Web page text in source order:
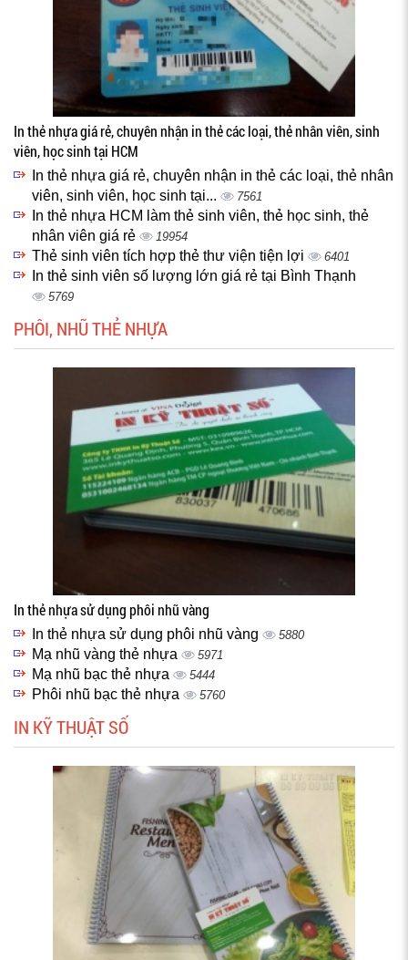
In thẻ nhựa giá rẻ, chuyên nhận in thẻ các loại, thẻ nhân viên, sinh
viên, học sinh tại HCM
In thẻ nhựa giá rẻ, chuyên nhận in thẻ các loại, thẻ nhân
viên, sinh viên, học sinh tại...
7561
In thẻ nhựa HCM làm thẻ sinh viên, thẻ học sinh, thẻ
nhân viên giá rẻ
19954
Thẻ sinh viên tích hợp thẻ thư viện tiện lợi 6401
In thẻ sinh viên số lượng lớn giá rẻ tại Bình Thạnh
5769
PHÔI, NHŨ THẺ NHỰA
In thẻ nhựa sử dụng phôi nhũ vàng
In thẻ nhựa sử dụng phôi nhũ vàng 5880
Mạ nhũ vàng thẻ nhựa 5971
Mạ nhũ bạc thẻ nhựa 5444
Phôi nhũ bạc thẻ nhựa 5760
IN KỸ THUẬT SỐ